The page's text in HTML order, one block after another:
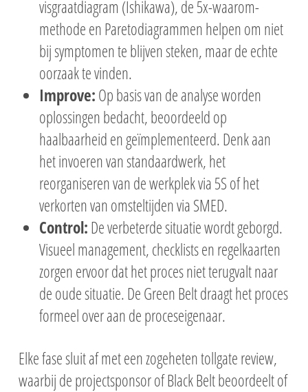
visgraatdiagram (Ishikawa), de 5x-waarom-
methode en Paretodiagrammen helpen om niet
bij symptomen te blijven steken, maar de echte
oorzaak te vinden.
Improve:Op basis van de analyse worden
oplossingen bedacht, beoordeeld op
haalbaarheid en geïmplementeerd. Denk aan
het invoeren van standaardwerk, het
reorganiseren van de werkplek via 5S of het
verkorten van omsteltijden via SMED.
Control:De verbeterde situatie wordt geborgd.
Visueel management, checklists en regelkaarten
zorgen ervoor dat het proces niet terugvalt naar
de oude situatie. De Green Belt draagt het proces
formeel over aan de proceseigenaar.
Elke fase sluit af met een zogeheten tollgate review,
waarbij de projectsponsor of Black Belt beoordeelt of